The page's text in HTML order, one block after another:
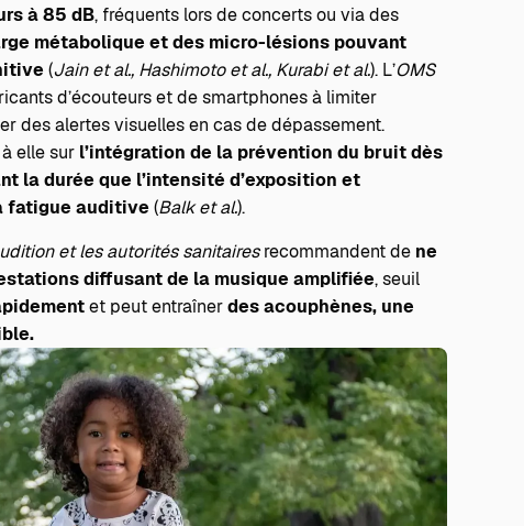
à 85 dB, fréquents lors de concerts ou via des
métabolique et des micro-lésions pouvant
(Jain et al., Hashimoto et al., Kurabi et al.). L’OMS
d’écouteurs et de smartphones à limiter
des alertes visuelles en cas de dépassement.
elle sur l’intégration de la prévention du bruit dès
la durée que l’intensité d’exposition et
fatigue auditive(Balk et al.).
et les autorités sanitairesrecommandent de ne
diffusant de la musique amplifiée, seuil
et peut entraînerdes acouphènes, une